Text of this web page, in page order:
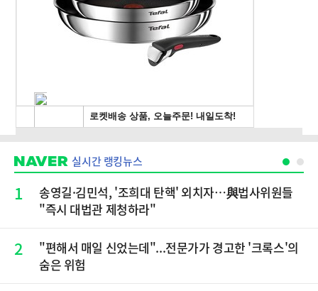
실시간 랭킹뉴스
1
송영길·김민석, '조희대 탄핵' 외치자…與법사위원들
"즉시 대법관 제청하라"
2
"편해서 매일 신었는데"...전문가가 경고한 '크록스'의
숨은 위험